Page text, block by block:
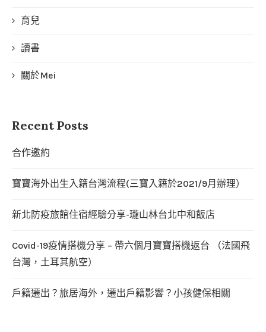
育兒
讀書
關於Mei
Recent Posts
合作邀約
寶寶海外出生入籍台灣流程(三寶入籍於2021/9月辦理）
新北防疫旅館住宿經驗分享-瓏山林台北中和飯店
Covid-19疫情搭機分享 – 帶六個月寶寶搭機返台 （法國飛
台灣，土耳其航空）
戶籍遷出？旅居海外，遷出戶籍影響？小孩健保相關